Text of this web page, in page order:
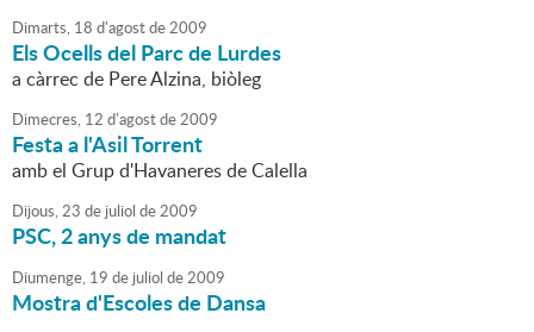
Dimarts, 18 d'agostde2009
Els Ocells del Parc de Lurdes
a càrrec de Pere Alzina, biòleg
Dimecres, 12 d'agostde2009
Festa a l'Asil Torrent
amb el Grup d'Havaneres de Calella
Dijous,23 de juliol de2009
PSC, 2 anys de mandat
Diumenge, 19 de juliol de2009
Mostra d'Escoles de Dansa